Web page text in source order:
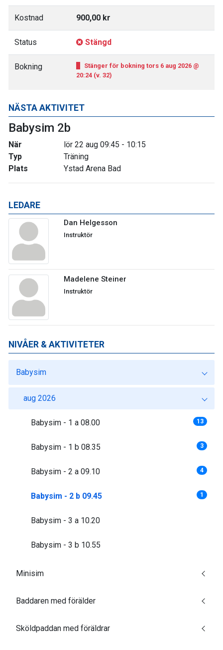
NÄSTA AKTIVITET
Babysim 2b
När
lör 22 aug 09:45 - 10:15
Typ
Träning
Plats
Ystad Arena Bad
LEDARE
Dan Helgesson
Instruktör
Madelene Steiner
Instruktör
Kostnad 900,00 kr
Status Stängd
Bokning
Stänger för bokning tors 6 aug 2026 @
20:24 (v. 32)
NIVÅER & AKTIVITETER
Babysim
aug 2026
Babysim - 1 a 08.00 13
Babysim - 1 b 08.35 3
Babysim - 2 a 09.10 4
Babysim - 2 b 09.45 1
Babysim - 3 a 10.20
Babysim - 3 b 10.55
Minisim
Baddaren med förälder
Sköldpaddan med föräldrar